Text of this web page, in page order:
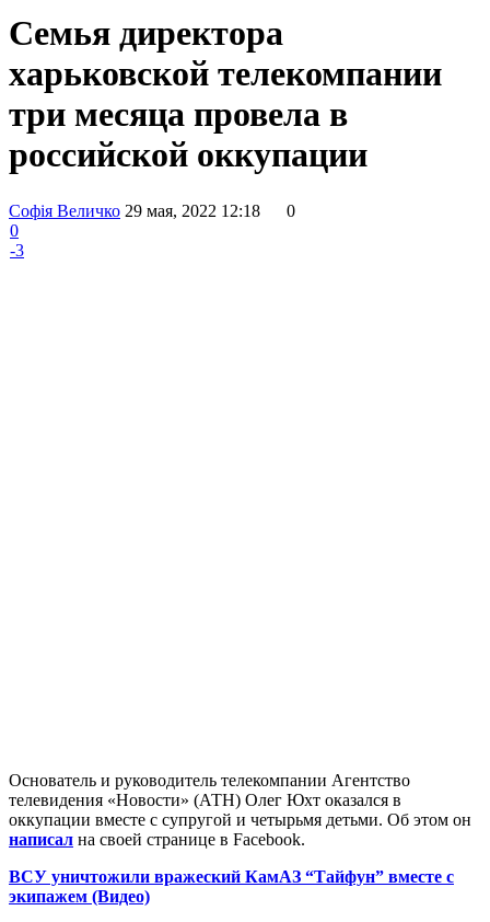
Семья директора
харьковской телекомпании
три месяца провела в
российской оккупации
Софія Величко 29 мая, 2022 12:18
0
0
-3
Основатель и руководитель телекомпании Агентство
телевидения «Новости» (АТН) Олег Юхт оказался в
оккупации вместе с супругой и четырьмя детьми. Об этом он
написал на своей странице в Facebook.
ВСУ уничтожили вражеский КамАЗ “Тайфун” вместе с
экипажем (Видео)